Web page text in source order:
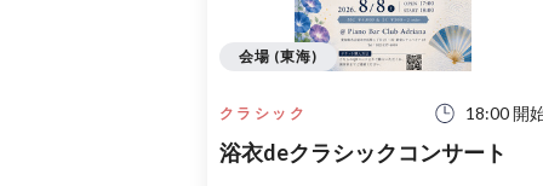
クラシック 18:00 開
浴衣deクラシックコンサート
会場 (東海)